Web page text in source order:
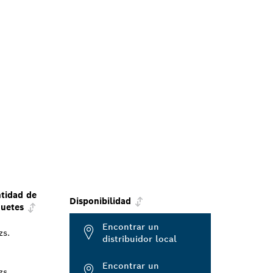
de
Disponibilidad
Encontrar un
distribuidor local
Encontrar un